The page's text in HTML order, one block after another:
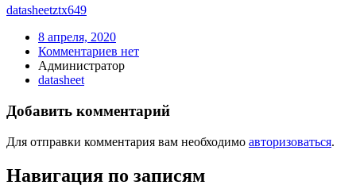
datasheetztx649
8 апреля, 2020
Комментариев нет
Администратор
datasheet
Добавить комментарий
Для отправки комментария вам необходимо авторизоваться.
Навигация по записям